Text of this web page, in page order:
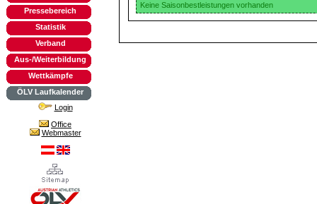
Pressebereich
Statistik
Verband
Aus-/Weiterbildung
Wettkämpfe
ÖLV Laufkalender
Login
Office
Webmaster
Keine Saisonbestleistungen vorhanden